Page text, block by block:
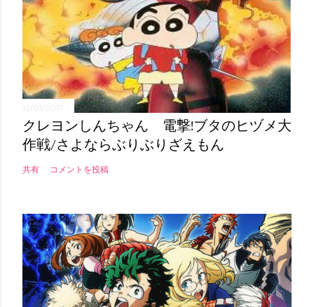
12/01/2017
クレヨンしんちゃん 電撃!ブタのヒヅメ大
作戦/さよならぶりぶりざえもん
共有 コメントを投稿